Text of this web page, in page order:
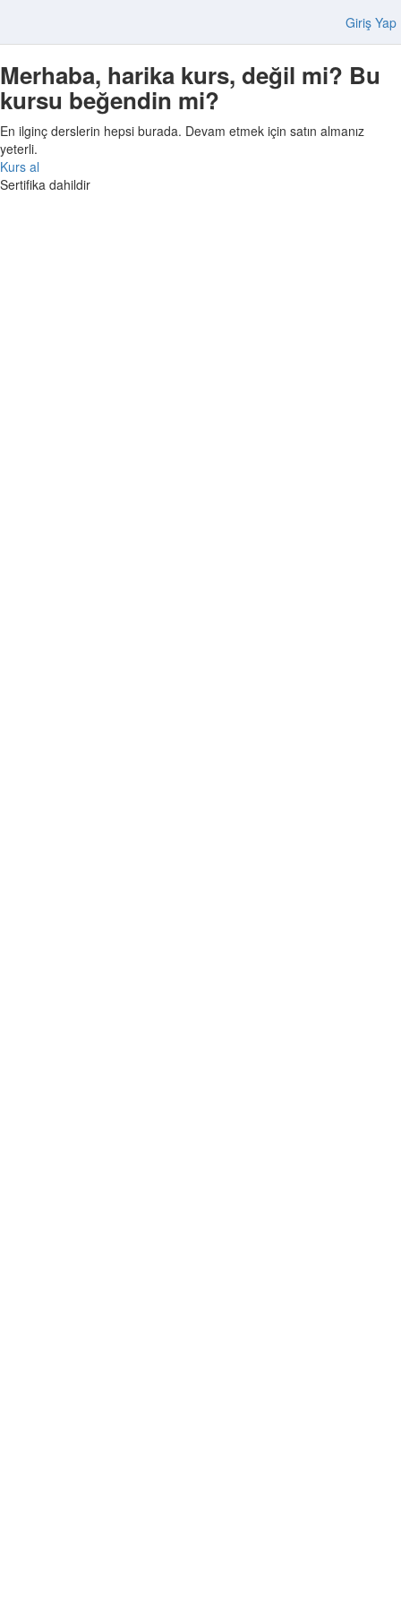
Giriş Yap
Merhaba, harika kurs, değil mi? Bu
kursu beğendin mi?
En ilginç derslerin hepsi burada. Devam etmek için satın almanız
yeterli.
Kurs al
Sertifika dahildir